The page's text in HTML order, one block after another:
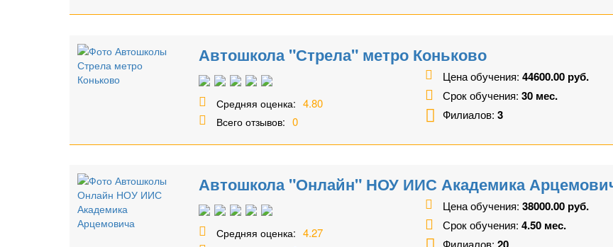
Автошкола "Стрела" метро Коньково
Средняя оценка: 4.80
Всего отзывов: 0
Цена обучения: 44600.00 руб.
Срок обучения: 30 мес.
Филиалов: 3
Автошкола "Онлайн" НОУ ИИС Академика
Средняя оценка: 4.27
Цена обучения: 38000.00 руб.
Срок обучения: 4.50 мес.
Филиалов: